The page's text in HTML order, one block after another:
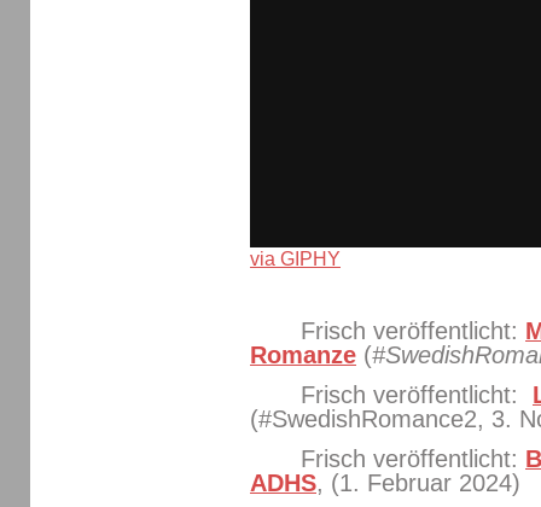
via GIPHY
Frisch veröffentlicht:
Romanze (
Frisch veröffentlicht:
(#SwedishRomance2, 3.
Frisch veröffentlicht:
ADHS, (1. Februar 2024)